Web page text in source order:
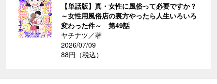
【単話版】真・女性に風俗って必要ですか？
～女性用風俗店の裏方やったら人生いろいろ
変わった件～ 第49話
ヤチナツ／著
2026/07/09
88円（税込）